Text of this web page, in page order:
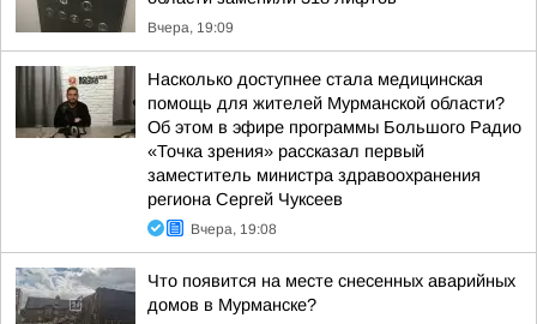
Вчера, 19:09
Насколько доступнее стала медицинская
помощь для жителей Мурманской области?
Об этом в эфире программы Большого Радио
«Точка зрения» рассказал первый
заместитель министра здравоохранения
региона Сергей Чуксеев
Вчера, 19:08
Что появится на месте снесенных аварийных
домов в Мурманске?